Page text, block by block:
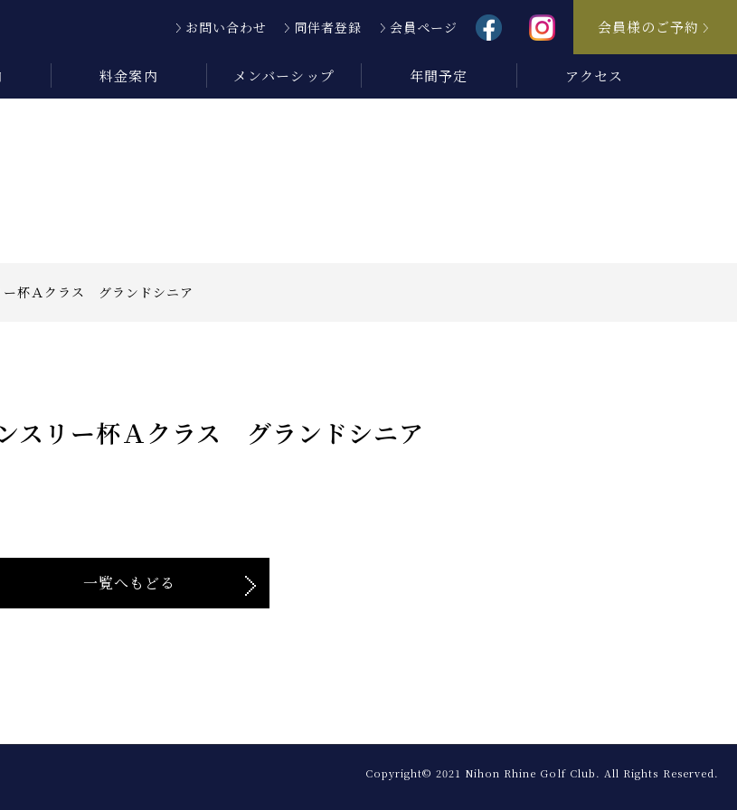
お問い合わせ 同伴者登録 会員ページ 会員様のご予約
料金案内 メンバーシップ 年間予定 アクセス
杯Ａクラス グランドシニア
スリー杯Ａクラス グランドシニア
一覧へもどる
Copyright© 2021 Nihon Rhine Golf Club. All Rights Reserved.